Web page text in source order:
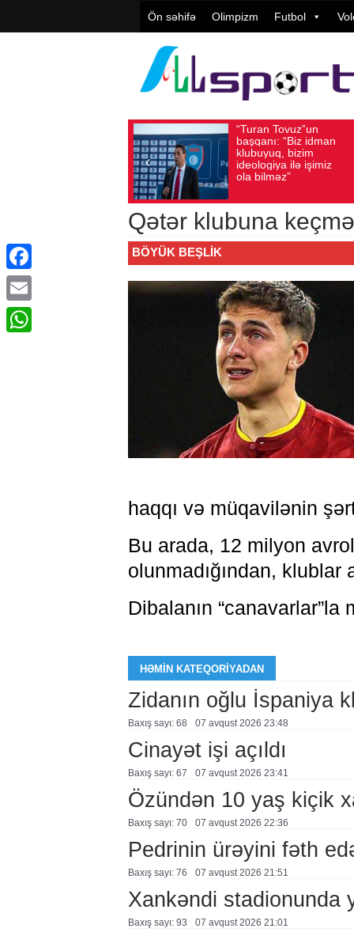
Ön səhifə Olimpizm Futbol
başqanı: “Biz idman
klubuyuq, bizim
ideologiya ilə işimiz
ola bilməz”
Vüqar
yüksək
Avqust 05, 2026
Qətər klubuna
BÖYÜK BEŞLIK
haqqı və müqavilənin
Bu arada, 12 milyon
olunmadığından, klublar
Dibalanın
HƏMIN KATEQORIYADAN
Zidanın oğlu İspaniya
Baxış sayı: 68 07 avqust 2026 23:48
Cinayət işi açıldı
Baxış sayı: 67 07 avqust 2026 23:41
Özündən 10 yaş kiçik
Baxış sayı: 70 07 avqust 2026 22:36
Pedrinin ürəyini fəth
Baxış sayı: 76 07 avqust 2026 21:51
Xankəndi stadionunda
Baxış sayı: 93 07 avqust 2026 21:01
Facebook
Email